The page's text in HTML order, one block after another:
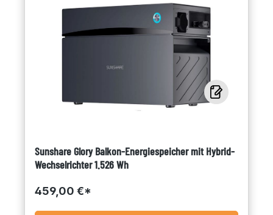
Sunshare Glory Balkon-Energiespeicher mit Hybrid-
Wechselrichter 1.526 Wh
459,00 €*